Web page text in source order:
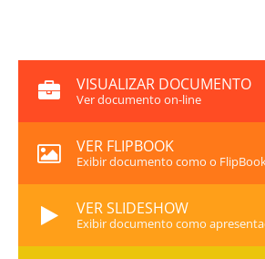
VISUALIZAR DOCUMENTO
Ver documento on-line
VER FLIPBOOK
Exibir documento como o
VER SLIDESHOW
Exibir documento como